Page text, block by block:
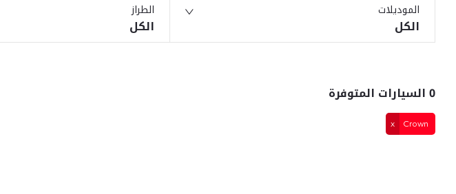
الموديلات
الكل
الطراز
الكل
0السيارات المتوفرة
Crown